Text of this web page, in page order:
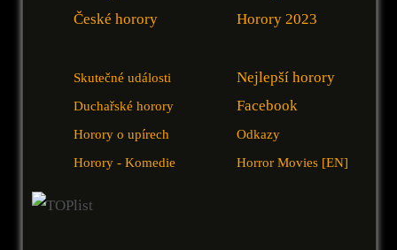
České horory
Horory 2023
Skutečné události
Duchařské horory
Horory o upírech
Horory - Komedie
Nejlepší horory
Facebook
Odkazy
Horror Movies [EN]